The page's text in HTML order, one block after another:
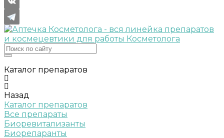
Каталог препаратов
Назад
Каталог препаратов
Все препараты
Биоревитализанты
Биорепаранты